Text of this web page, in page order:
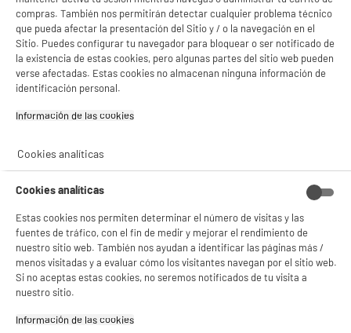
Rechazar todas
BIENVENIDO a ELECTRO
DEPOT
Con el fin de mejorar tu experiencia, y tras tu consentimiento, ELECTRO DEPOT
y sus socios utilizan cookies que procesan tus datos personales para:
- compartir contenido adaptado a tus preferencias
- facilitar el intercambio de contenido en las redes sociales
gestionando sus cookies.
✔ ACEPTAR TODAS
compras. También nos permitirán detectar cualquier problema técnico
que pueda afectar la presentación del Sitio y / o la navegación en el
Sitio. Puedes configurar tu navegador para bloquear o ser notificado de
la existencia de estas cookies, pero algunas partes del sitio web pueden
verse afectadas. Estas cookies no almacenan ninguna información de
identificación personal.
Información de las cookies‎
Cookies analíticas
Cookies analíticas
Estas cookies nos permiten determinar el número de visitas y las
fuentes de tráfico, con el fin de medir y mejorar el rendimiento de
nuestro sitio web. También nos ayudan a identificar las páginas más /
menos visitadas y a evaluar cómo los visitantes navegan por el sitio web.
Si no aceptas estas cookies, no seremos notificados de tu visita a
nuestro sitio.
Información de las cookies‎